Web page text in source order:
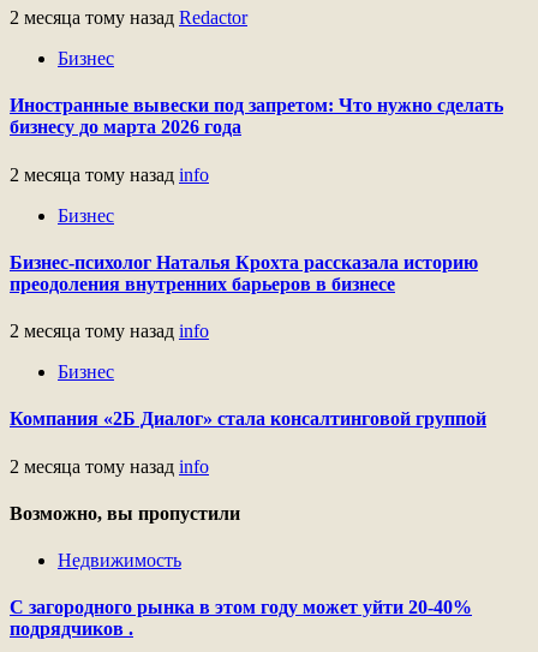
2 месяца тому назад Redactor
Бизнес
Иностранные вывески под запретом: Что нужно сделать
бизнесу до марта 2026 года
2 месяца тому назад info
Бизнес
Бизнес-психолог Наталья Крохта рассказала историю
преодоления внутренних барьеров в бизнесе
2 месяца тому назад info
Бизнес
Компания «2Б Диалог» стала консалтинговой группой
2 месяца тому назад info
Возможно, вы пропустили
Недвижимость
С загородного рынка в этом году может уйти 20-40%
подрядчиков .